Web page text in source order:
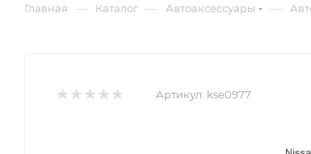
Главная — Каталог — Автоаксессуары —
Артикул: kse0977